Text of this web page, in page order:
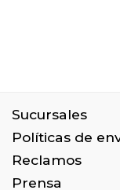
Sucursales
Políticas de
Reclamos
Prensa